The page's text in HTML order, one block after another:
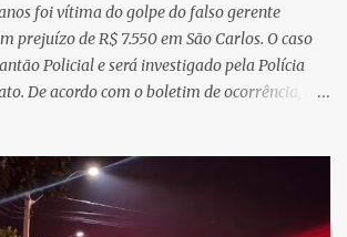
foi vítima do golpe do falso gerente
prejuízo de R$ 7.550 em São Carlos. O caso
Policial e será investigado pela Polícia
De acordo com o boletim de ocorrência, a
seria necessário atualizar o cadastro da conta
a vítima sobre os procedimentos que deveriam
depois, o golpista enviou um documento em